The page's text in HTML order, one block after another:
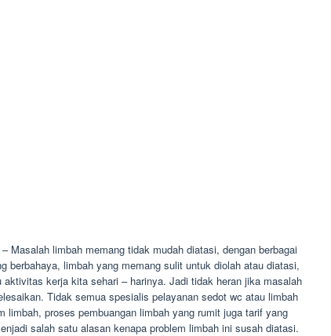
– Masalah limbah memang tidak mudah diatasi, dengan berbagai
berbahaya, limbah yang memang sulit untuk diolah atau diatasi,
aktivitas kerja kita sehari – harinya. Jadi tidak heran jika masalah
Tidak semua spesialis pelayanan sedot wc atau limbah
limbah, proses pembuangan limbah yang rumit juga tarif yang
salah satu alasan kenapa problem limbah ini susah diatasi.